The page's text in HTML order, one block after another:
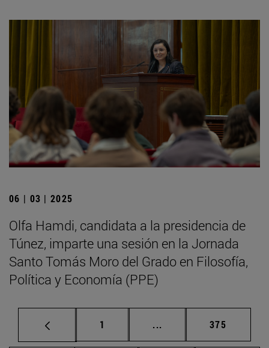
06 | 03 | 2025
Olfa Hamdi, candidata a la presidencia de
Túnez, imparte una sesión en la Jornada
Santo Tomás Moro del Grado en Filosofía,
Política y Economía (PPE)
Página
1 ... Páginas intermedias
Página
375